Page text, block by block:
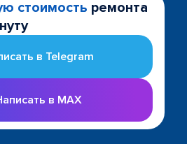
стоимость ремонта
в Telegram
в MAX